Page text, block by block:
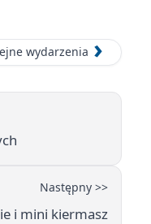
wydarzenia
Następny >>
i mini kiermasz